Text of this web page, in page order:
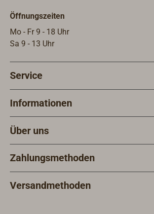
Öffnungszeiten
Mo - Fr 9 - 18 Uhr
Sa 9 - 13 Uhr
Service
Informationen
Über uns
Zahlungsmethoden
Versandmethoden